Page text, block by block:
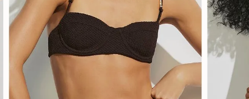
P M G PP